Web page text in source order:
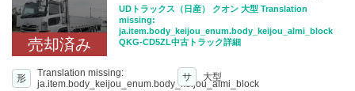
売却済み
UDトラックス（日産） クオン 大型 Translation
missing:
ja.item.body_keijou_enum.body_keijou_almi_block
QKG-CD5ZL中古トラック詳細
形
Translation missing:
ja.item.body_keijou_enum.body_keijou_almi_block
サ 大型